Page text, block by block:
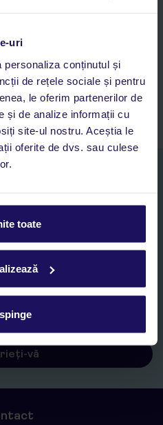
uri
personaliza conținutul și
de rețele sociale și pentru
le oferim partenerilor de
și de analize informații cu
site-ul nostru. Aceștia le
oferite de dvs. sau culese
toate
TUI
îți plac și revii oricând la ele
vacanțe și hoteluri, într-o
toată durata vacanței
newsletter
datelor mele personale de către TUI
de comunicare (e-mail),
sisteme de apelare automată.
vă